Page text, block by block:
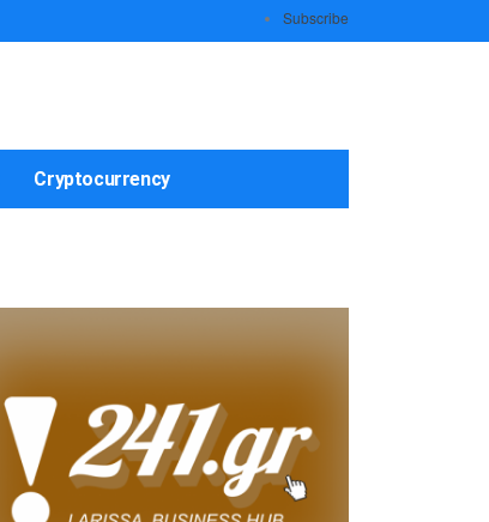
Subscribe
Cryptocurrency